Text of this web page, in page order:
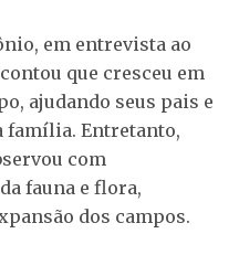
em entrevista ao
que cresceu em
ajudando seus pais e
família. Entretanto,
com
fauna e flora,
dos campos.